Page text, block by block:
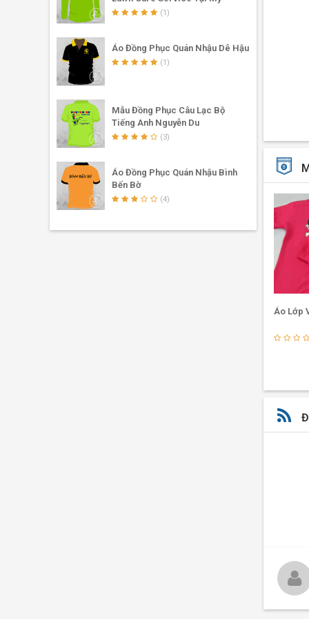
✔Áo
nhất.
✔
Lợi
✔
của
viên
✔Thứ
cảm
dựng
Một
Áo Lớp
(1)
Áo Đồng Phục Quán Nhậu Dê Hậu
(1)
Mẫu Đồng Phục Câu Lạc Bộ
Tiếng Anh Nguyễn Du
(3)
Áo Đồng Phục Quán Nhậu Bình
Bến Bờ
(4)